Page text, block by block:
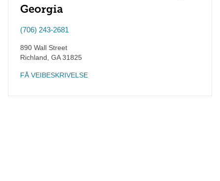
Georgia
(706) 243-2681
890 Wall Street
Richland GA31825
FÅ VEIBESKRIVELSE